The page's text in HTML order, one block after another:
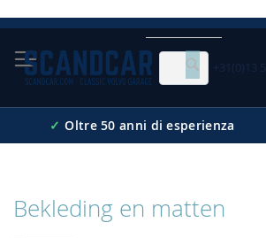
Skip
Content
Cerca
+31(0)13
✓ Oltre 50 anni di esperienza
Bekleding en matten